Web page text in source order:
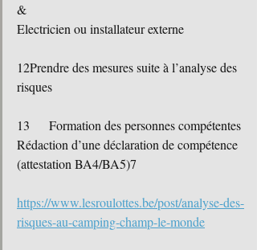
&
Electricien ou installateur externe
12Prendre des mesures suite à l’analyse des
risques
13	Formation des personnes compétentes
Rédaction d’une déclaration de compétence
(attestation BA4/BA5)7
https://www.lesroulottes.be/post/analyse-des-
risques-au-camping-champ-le-monde